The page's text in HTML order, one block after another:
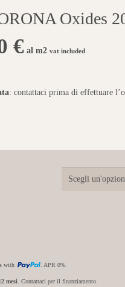
Oxides
€Il
prezzo
attuale
al m2 vat included
: contattaci prima di effettuare
with . APR 0%.
mesi . Contattaci per il finanziamento.